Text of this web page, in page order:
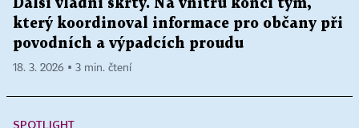
Další vládní škrty. Na vnitru končí tým,
který koordinoval informace pro občany při
povodních a výpadcích proudu
18. 3. 2026 ▪ 3 min. čtení
SPOTLIGHT